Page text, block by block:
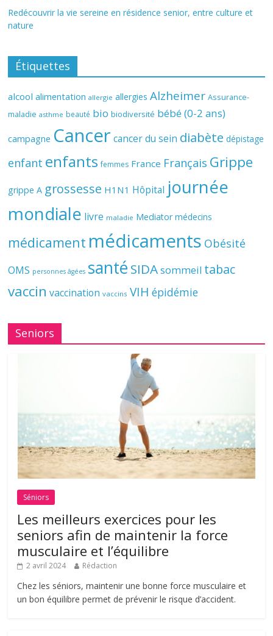
Redécouvrir la vie sereine en résidence senior, entre culture et
nature
Étiquettes
alcool alimentation allergie allergies Alzheimer Assurance-
maladie asthme beauté bio biodiversité bébé (0-2 ans)
campagne Cancer cancer du sein diabète dépistage
enfant enfants femmes France Français Grippe
grippe A grossesse H1N1 Hôpital journée
mondiale livre maladie Mediator médecins
médicament médicaments Obésité
OMS personnes âgées santé SIDAsommeil tabac
vaccin vaccination vaccins VIH épidémie
Seniors
Séniors
Les meilleurs exercices pour les
seniors afin de maintenir la force
musculaire et l’équilibre
2 avril 2024 Rédaction
Chez les séniors, maintenir une bonne force musculaire et
un bon équilibre permet de prévenir le risque d’accident.